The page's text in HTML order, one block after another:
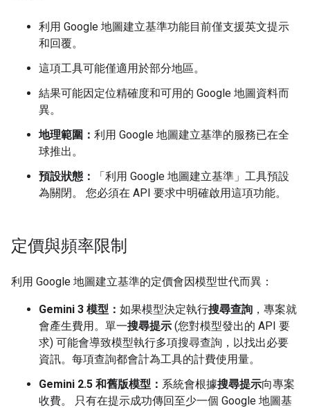
利用 Google 地圖建立基準功能目前僅支援英文提示
和回覆。
這項工具可能僅適用於部分地區。
結果可能因定位精確度和可用的 Google 地圖資料而
異。
地理範圍： 利用 Google 地圖建立基準的服務已在全
球推出。
預設狀態：
「利用 Google 地圖建立基準」工具預設
為關閉。 您必須在 API 要求中明確啟用這項功能。
定價與頻率限制
利用 Google 地圖建立基準的定價會因模型世代而異：
Gemini 3 模型： 如果模型決定執行搜尋查詢 ，專案就
會產生費用。單一搜尋提示 (您對模型發出的 API 要
求) 可能會導致模型執行多項搜尋查詢，以找出必要
資訊。每項查詢都會計為工具的計費使用量。
Gemini 2.5 和舊版模型： 系統會根據搜尋提示向專案
收費。 只有在提示成功傳回至少一個 Google 地圖基